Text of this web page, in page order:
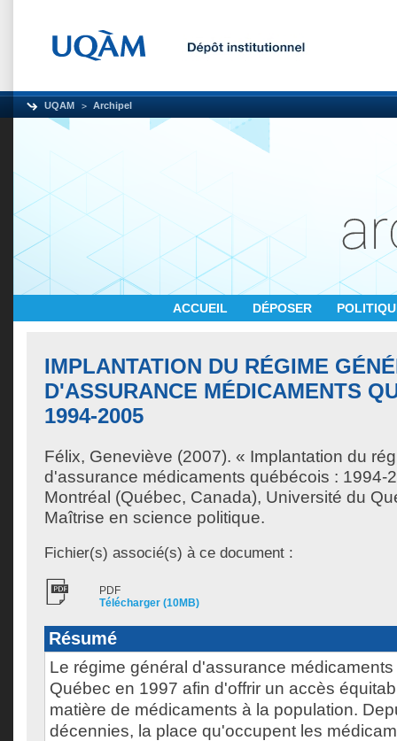
UQAM Archipel
ACCUEIL DÉPOSER
IMPLANTATION DU RÉGIME
D'ASSURANCE MÉDICAMENTS
1994-2005
Félix, Geneviève (2007). « Implantation du
d'assurance médicaments québécois : 1994-
Montréal (Québec, Canada), Université du
Maîtrise en science politique.
Fichier(s) associé(s) à ce document :
PDF
Télécharger (10MB)
Résumé
Le régime général d'assurance
Québec en 1997 afin d'offrir un accès
matière de médicaments à la population.
décennies, la place qu'occupent les